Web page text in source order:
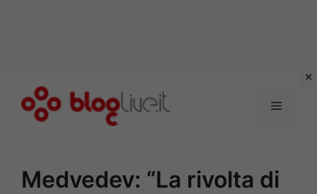
Menu
Medvedev: “La rivolta di